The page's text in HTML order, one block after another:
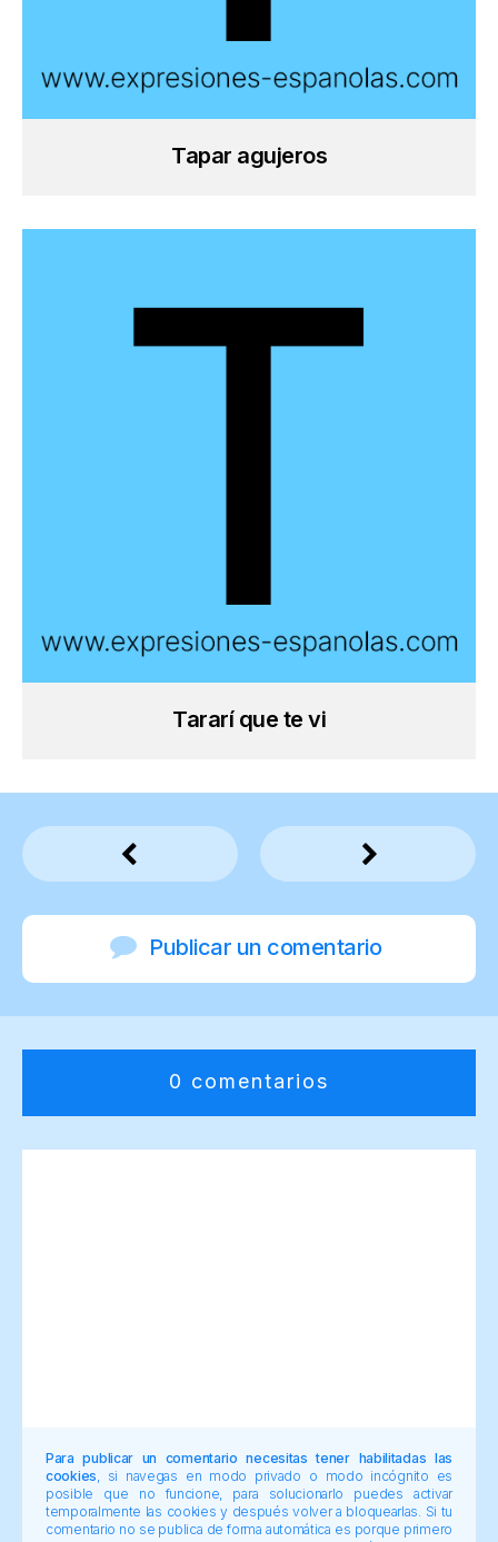
Tapar agujeros
Tararí que te vi
Publicar un comentario
0 comentarios
Para publicar un comentario necesitas tener habilitadas las
cookies , si navegas en modo privado o modo incógnito es
posible que no funcione, para solucionarlo puedes activar
temporalmente las cookies y después volver a bloquearlas. Si tu
comentario no se publica de forma automática es porque primero